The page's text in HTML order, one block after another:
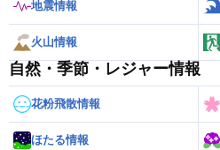
地震情報
火山情報
自然・季節・レジャー情報
花粉飛散情報
ほたる情報